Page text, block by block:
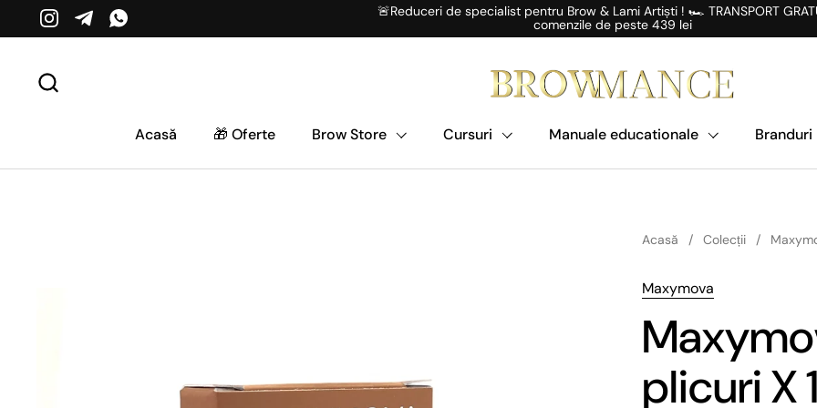
Salt la conținut
Instagram
TelegramWhatsApp
🚨Reduceri de specialist pentru Brow & Lami Artiști ! 🏎️ TRANSPORT
comenzile de peste 439 lei
Acasă 🎁 Oferte Brow Store Cursuri Manuale educationale Branduri
Acasă / Colecții /
Maxymova
plicuri X